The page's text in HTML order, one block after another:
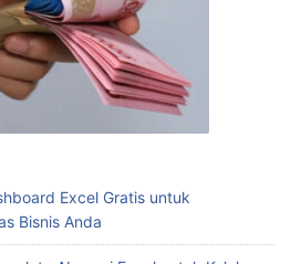
Excel Gratis untuk
Bisnis Anda